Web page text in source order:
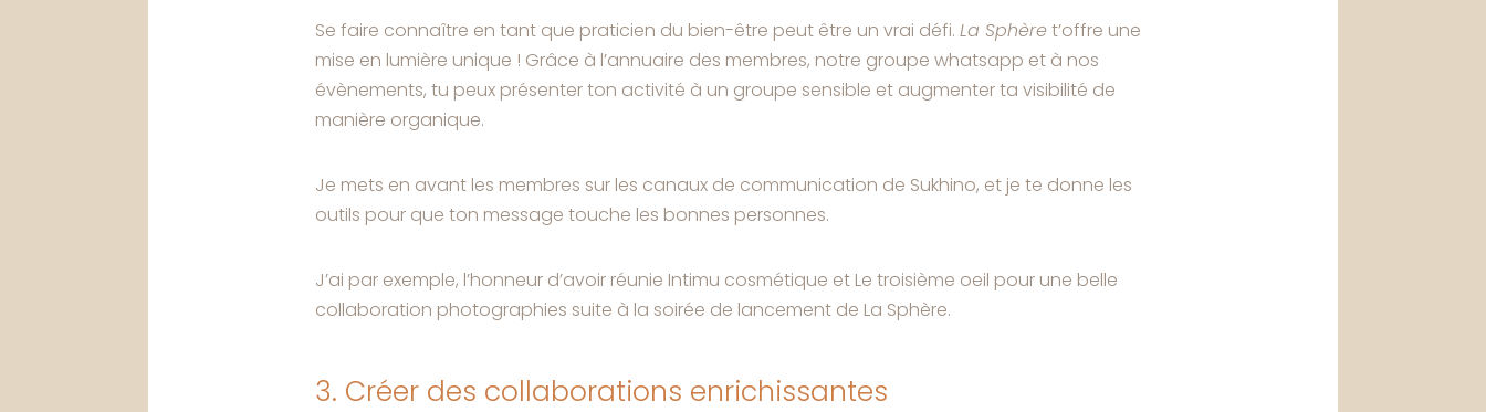
Se faire connaître en tant que praticien du bien-être peut être un vrai défi. La Sphèret’offre une
mise en lumière unique ! Grâce à l’annuaire des membres, notre groupe whatsapp et à nos
évènements, tu peux présenter ton activité à un groupe sensible et augmenter ta visibilité de
manière organique.
Je mets en avant les membres sur les canaux de communication de Sukhino, et je te donne les
outils pour que ton message touche les bonnes personnes.
J’ai par exemple, l’honneur d’avoir réunie Intimu cosmétique et Le troisième oeil pour une belle
collaboration photographies suite à la soirée de lancement de La Sphère.
3. Créer des collaborations enrichissantes